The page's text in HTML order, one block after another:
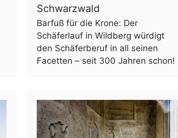
Schwarzwald
Barfuß für die Krone: Der
Schäferlauf in Wildberg würdigt
den Schäferberuf in all seinen
Facetten – seit 300 Jahren schon!